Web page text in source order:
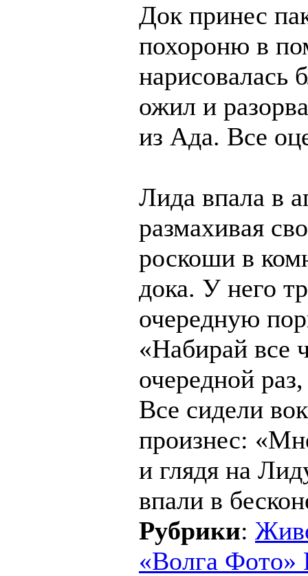
Док принес
похороню в
нарисовалась
ожил и
из Ада. Все
Лида впала в
размахивая
роскоши в
дока. У него
очередную
«Набирай все
очередной
Все сидели
произнес:
и глядя на
впали в
Рубрики:
«Волга Фото»